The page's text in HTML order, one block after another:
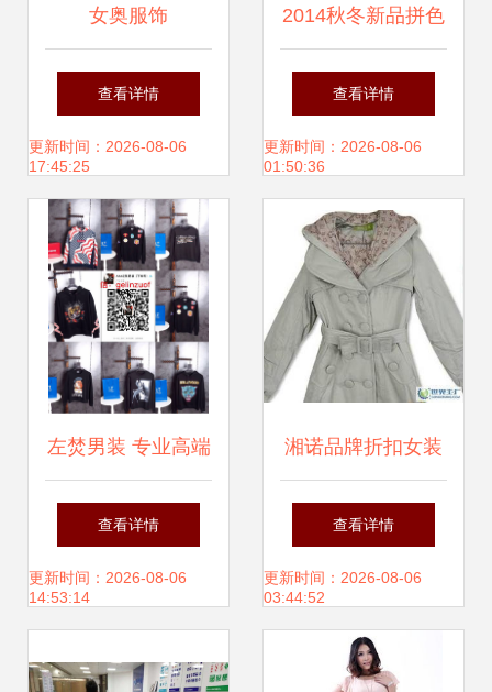
女奥服饰
NAFS725 专业女
装批发与代理解决
方案，提供数据包
支持
查看详情
更新时间：2026-08-06
17:45:25
2014秋冬新品拼色
拼接加绒加厚保暖
衬衫 时尚与温暖并
存
查看详情
更新时间：2026-08-06
01:50:36
左焚男装 专业高端
复刻男装一手货
源，质优价优无中
查看详情
更新时间：2026-08-06
14:53:14
湘诺品牌折扣女装
免费加盟代理，开
启杭派女装事业新
篇章
查看详情
更新时间：2026-08-06
03:44:52